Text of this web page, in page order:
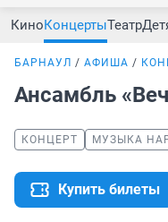
КиноКонцертыТеатр
БАРНАУЛ АФИША
Ансамбль
КОНЦЕРТ МУЗЫКА
Купить билеты